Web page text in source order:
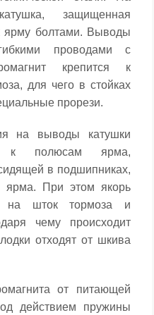
защищенная
ярму болтами. Выводы
проводами с
крепится к
для чего в стойках
прорези.
на выводы катушки
к полюсам ярма,
в подшипниках,
ярма. При этом якорь
на шток тормоза и
чему происходит
отходят от шкива
от питающей
действием пружины